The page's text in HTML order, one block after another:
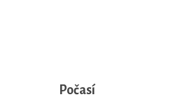
Počasí